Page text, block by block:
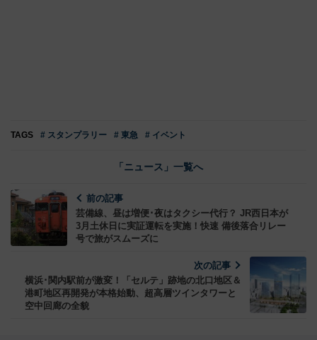
TAGS # スタンプラリー # 東急 # イベント
「ニュース」一覧へ
前の記事
芸備線、昼は増便･夜はタクシー代行？ JR西日本が
3月土休日に実証運転を実施！快速 備後落合リレー
号で旅がスムーズに
次の記事
横浜･関内駅前が激変！「セルテ」跡地の北口地区＆
港町地区再開発が本格始動、超高層ツインタワーと
空中回廊の全貌